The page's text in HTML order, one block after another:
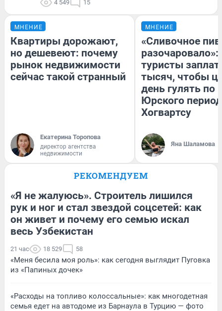
4 549 15
МНЕНИЕ
Квартиры дорожают,
но дешевеют: почему
рынок недвижимости
сейчас такой странный
Екатерина Торопова
директор агентства
недвижимости
МНЕНИЕ
«Сливочное
разочаровало»:
туристы
тысяч, чтобы
день гулять по
Юрского
Хогвартсу
Яна Шаламова
РЕКОМЕНДУЕМ
«Я не жалуюсь». Строитель лишился
рук и ног и стал звездой соцсетей: как
он живет и почему его семью искал
весь Узбекистан
21 час 18 529 58
«Меня бесила моя роль»: как сегодня выглядит Пуговка
из «Папиных дочек»
«Расходы на топливо колоссальные»: как многодетная
семья едет на автодоме из Барнаула в Турцию — фото